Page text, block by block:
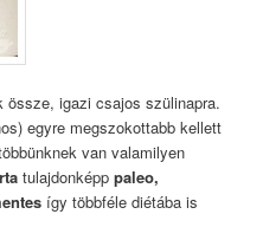
össze, igazi csajos szülinapra.
egyre megszokottabb kellett
van valamilyen
tulajdonképppaleo,
így többféle diétába is